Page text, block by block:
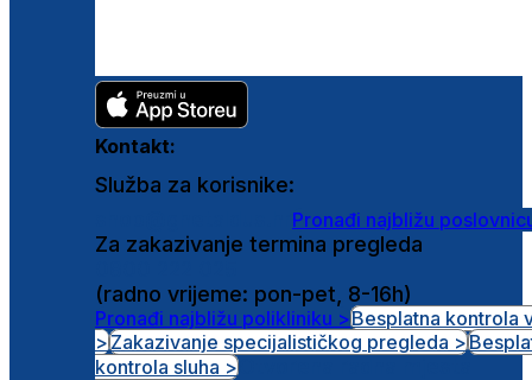
Kontakt:
Služba za korisnike:
Pronađi najbližu
Za zakazivanje termina pregleda
(radno vrijeme: pon-pet, 8-16h)
Pronađi najbližu polikliniku >Besplatna kontrola
>Zakazivanje specijalističkog pregleda >
kontrola sluha >